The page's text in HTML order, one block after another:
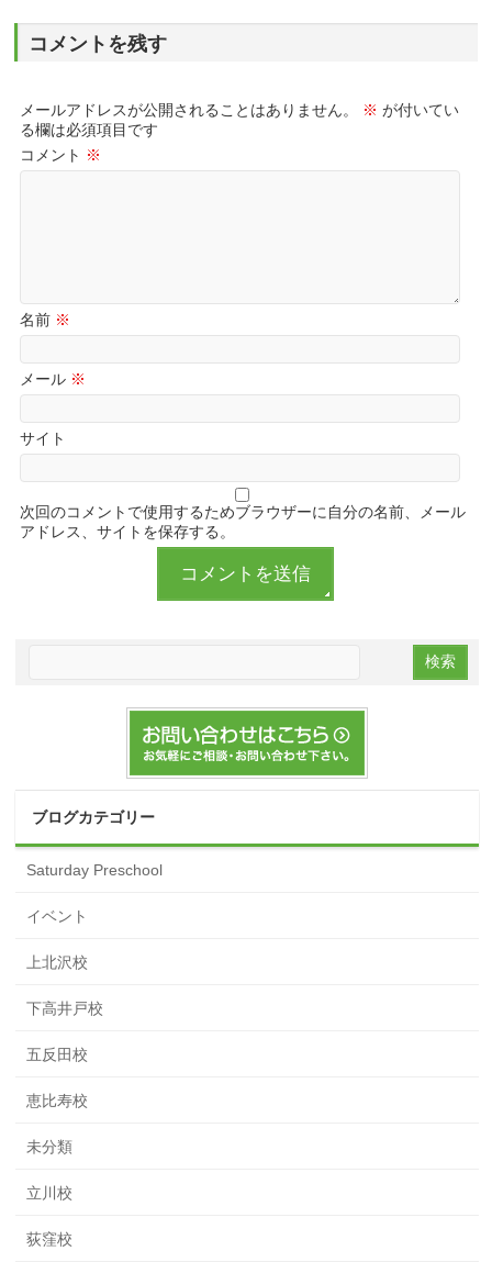
コメントを残す
メールアドレスが公開されることはありません。 ※ が付いてい
る欄は必須項目です
コメント ※
名前 ※
メール ※
サイト
次回のコメントで使用するためブラウザーに自分の名前、メール
アドレス、サイトを保存する。
ブログカテゴリー
Saturday Preschool
イベント
上北沢校
下高井戸校
五反田校
恵比寿校
未分類
立川校
荻窪校